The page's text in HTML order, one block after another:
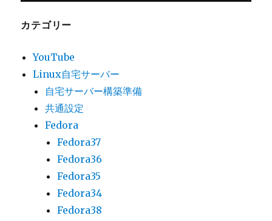
カテゴリー
YouTube
Linux自宅サーバー
自宅サーバー構築準備
共通設定
Fedora
Fedora37
Fedora36
Fedora35
Fedora34
Fedora38